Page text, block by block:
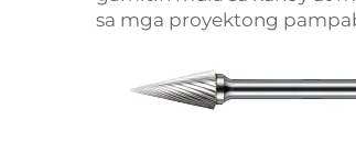
sa mga proyektong